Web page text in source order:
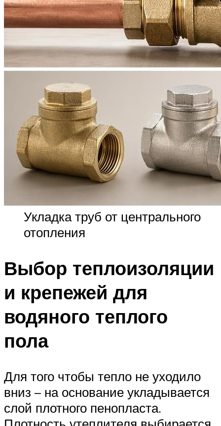
Укладка труб от центрального
отопления
Выбор теплоизоляции
и крепежей для
водяного теплого
пола
Для того чтобы тепло не уходило
вниз – на основание укладывается
слой плотного пенопласта.